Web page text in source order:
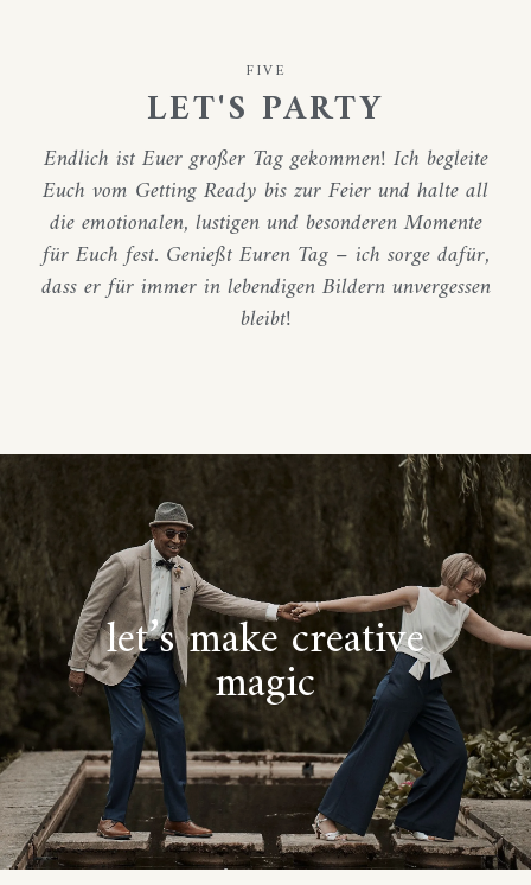
FIVE
LET'S PARTY
Endlich ist Euer großer Tag gekommen! Ich begleite
Euch vom Getting Ready bis zur Feier und halte all
die emotionalen, lustigen und besonderen Momente
für Euch fest. Genießt Euren Tag – ich sorge dafür,
dass er für immer in lebendigen Bildern unvergessen
bleibt!
let’s make creative
magic